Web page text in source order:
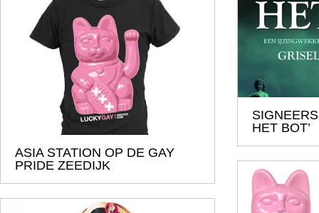
HET BOT’
ASIA STATION OP DE GAY
PRIDE ZEEDIJK